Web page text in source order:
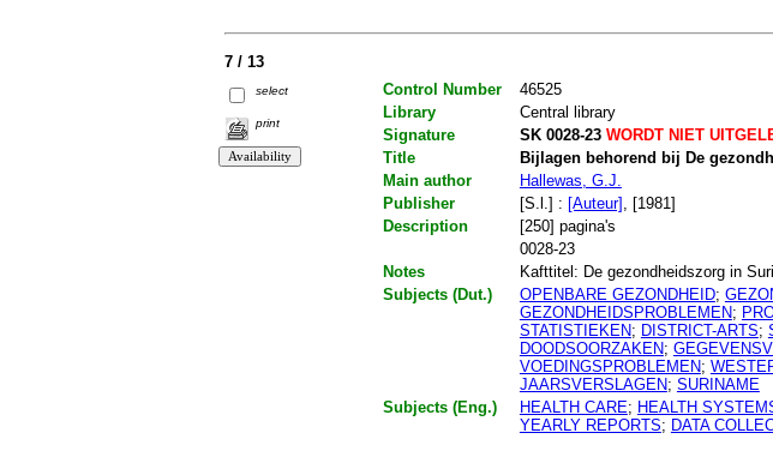
7 / 13
select
print
Control Number
46525
Library
Central library
Signature
SK 0028-23WORDT NIET
Title
Bijlagen behorend bij De
Main author
Hallewas, G.J.
Publisher
[S.l.] : [Auteur] , [1981]
Description
[250] pagina's
0028-23
Notes
Kafttitel: De gezondheidszorg in
Subjects (Dut.)
OPENBARE GEZONDHEID;
GEZONDHEIDSPROBLEMEN;
STATISTIEKEN; DISTRICT-ARTS;
DOODSOORZAKEN;
VOEDINGSPROBLEMEN;
JAARSVERSLAGEN; SURINAME
Subjects (Eng.)
HEALTH CARE; HEALTH
YEARLY REPORTS; DATA